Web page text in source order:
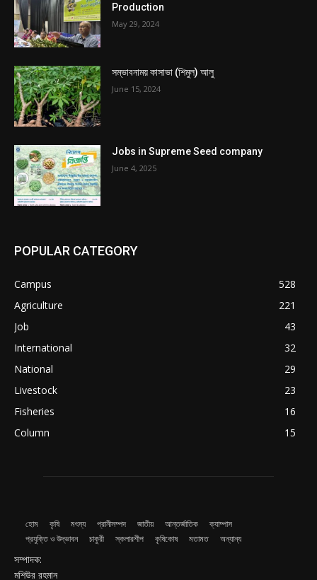
Production
May 29, 2024
সম্ভাবনাময় কাসাভা (শিমুল) আলু
June 15, 2024
Jobs in Supreme Seed company
June 4, 2025
POPULAR CATEGORY
Campus
528
Agriculture
221
Job
43
International
32
National
29
Livestock
23
Fisheries
16
Column
15
হোম কৃষি মৎস্য প্রানীসম্পদ জাতীয় আন্তর্জাতিক
ক্যাম্পাস
প্রযুক্তি ও উদ্ভাবন
চাকুরী স্কলারশীপ কৃষিকোষ মতামত অন্যান্য
সম্পাদক:
মশিউর রহমান